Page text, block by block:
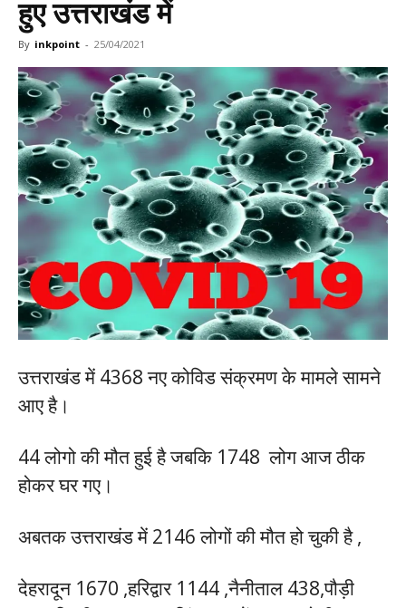
हुए उत्तराखंड में
By inkpoint - 25/04/2021
उत्तराखंड में 4368 नए कोविड संक्रमण के मामले सामने
आए है।
44 लोगो की मौत हुई है जबकि 1748 लोग आज ठीक
होकर घर गए।
अबतक उत्तराखंड में 2146 लोगों की मौत हो चुकी है ,
देहरादून 1670 ,हरिद्वार 1144 ,नैनीताल 438,पौड़ी